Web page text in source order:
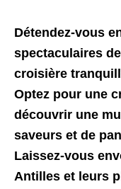
Détendez-vous
spectaculaires
croisière
Optez pour une
découvrir une
saveurs et de
Laissez-vous
Antilles et leurs